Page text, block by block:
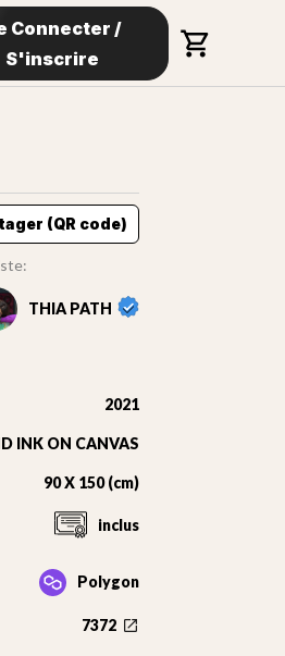
Connecter /
S'inscrire
(QR code)
THIA PATH
2021
INK ON CANVAS
90 X 150 (cm)
inclus
Polygon
7372